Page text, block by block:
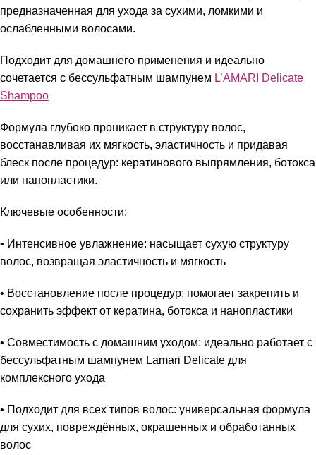
предназначенная для ухода за сухими, ломкими и
ослабленными волосами.
Подходит для домашнего применения и идеально
сочетается с бессульфатным шампунем L’AMARI Delicate
Shampoo
Формула глубоко проникает в структуру волос,
восстанавливая их мягкость, эластичность и придавая
блеск после процедур: кератинового выпрямления, ботокса
или нанопластики.
Ключевые особенности:
• Интенсивное увлажнение: насыщает сухую структуру
волос, возвращая эластичность и мягкость
• Восстановление после процедур: помогает закрепить и
сохранить эффект от кератина, ботокса и нанопластики
• Совместимость с домашним уходом: идеально работает с
бессульфатным шампунем Lamari Delicate для
комплексного ухода
• Подходит для всех типов волос: универсальная формула
для сухих, повреждённых, окрашенных и обработанных
волос